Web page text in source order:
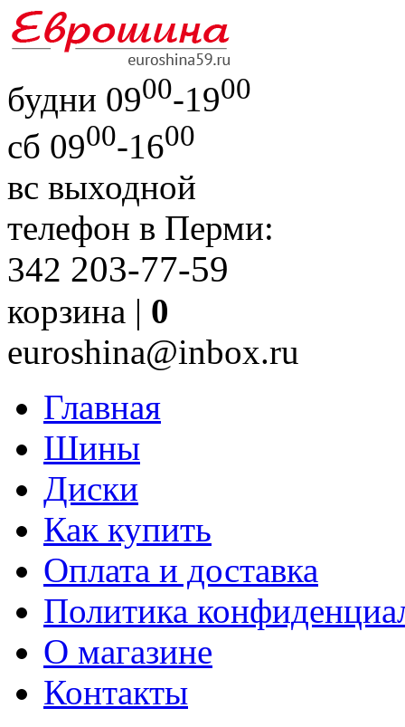
будни 0900-1900
сб 0900-1600
вс выходной
телефон в Перми:
342 203-77-59
корзина | 0
euroshina@inbox.ru
Главная
Шины
Диски
Как купить
Оплата и доставка
Политика
О магазине
Контакты